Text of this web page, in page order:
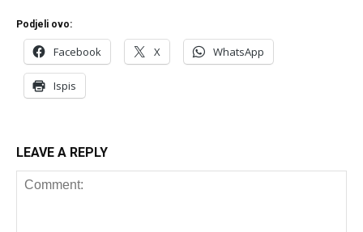
Podjeli ovo:
Facebook X WhatsApp
Ispis
LEAVE A REPLY